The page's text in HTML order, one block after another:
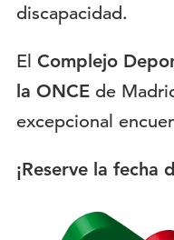
discapacidad.
El Complejo
la ONCEde
excepcional
¡Reserve la fecha